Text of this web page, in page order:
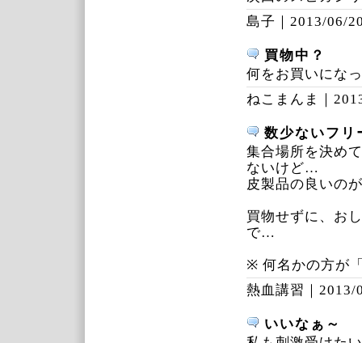
島子｜ 2013/06/
買物中？
何をお買いにな
ねこまんま｜
数少ないフリ
集合場所を決め
ないけど…
皮製品の良いの
買物せずに、お
で…
※ 何名かの方が
熱血講習｜ 2013/
いいなぁ～